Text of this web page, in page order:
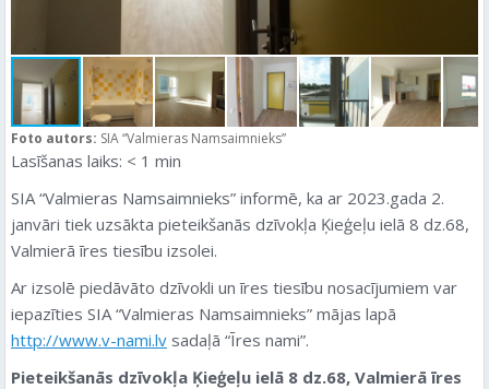
Foto autors: SIA “Valmieras Namsaimnieks”
Lasīšanas laiks: < 1 min
SIA “Valmieras Namsaimnieks” informē, ka ar 2023.gada 2.
janvāri tiek uzsākta pieteikšanās dzīvokļa Ķieģeļu ielā 8 dz.68,
Valmierā īres tiesību izsolei.
Ar izsolē piedāvāto dzīvokli un īres tiesību nosacījumiem var
iepazīties SIA “Valmieras Namsaimnieks” mājas lapā
http://www.v-nami.lv sadaļā “Īres nami”.
Pieteikšanās dzīvokļa Ķieģeļu ielā 8 dz.68, Valmierā īres